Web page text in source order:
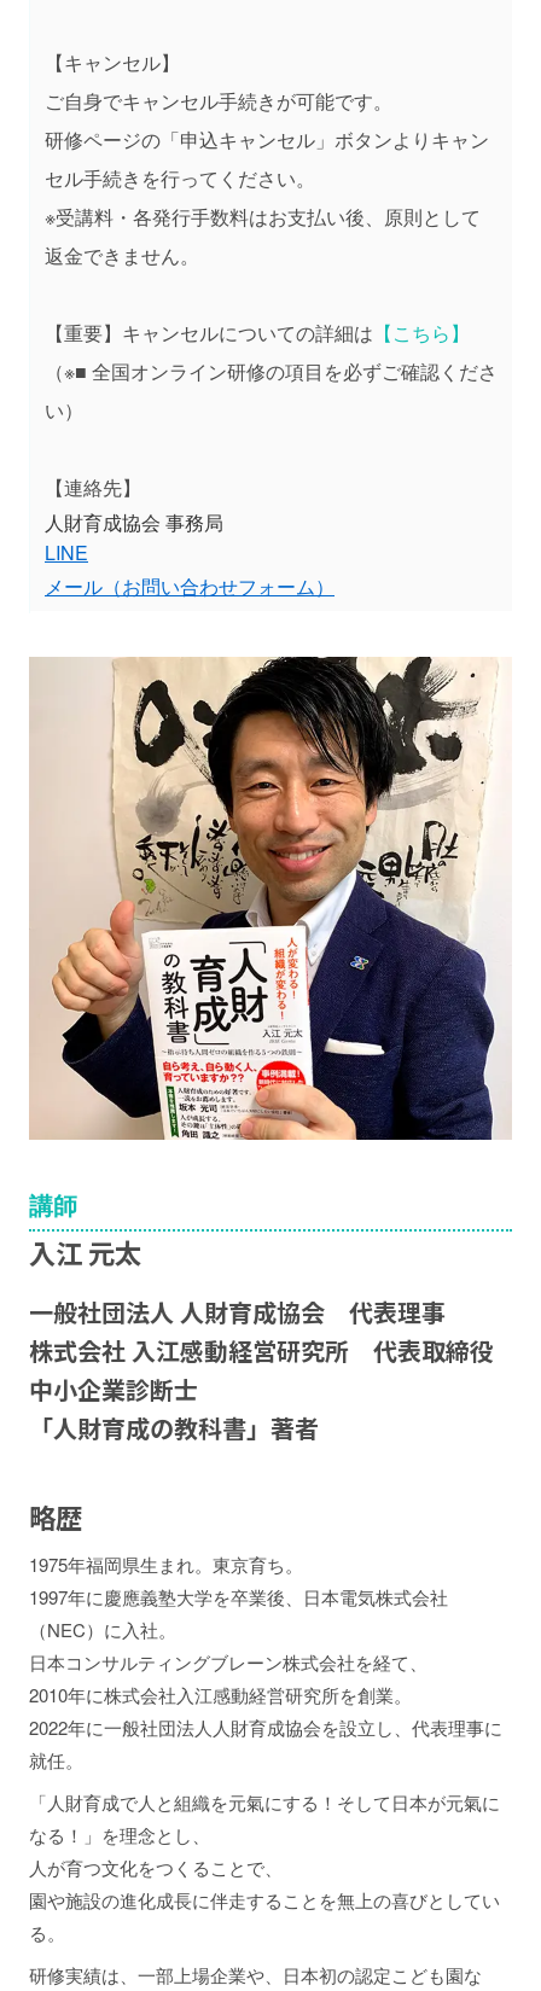
【キャンセル】
ご自身でキャンセル手続きが可能です。
研修ページの「申込キャンセル」ボタンよりキャン
セル手続きを行ってください。
※受講料・各発行手数料はお支払い後、原則として
返金できません。
【重要】キャンセルについての詳細は 【こちら】
（※■ 全国オンライン研修の項目を必ずご確認くださ
い）
【連絡先】
人財育成協会 事務局
LINE
メール（お問い合わせフォーム）
講師
入江 元太
一般社団法人 人財育成協会 代表理事
株式会社 入江感動経営研究所 代表取締役
中小企業診断士
「人財育成の教科書」著者
略歴
1975年福岡県生まれ。東京育ち。
1997年に慶應義塾大学を卒業後、日本電気株式会社
（NEC）に入社。
日本コンサルティングブレーン株式会社を経て、
2010年に株式会社入江感動経営研究所を創業。
2022年に一般社団法人人財育成協会を設立し、代表理事に
就任。
「人財育成で人と組織を元氣にする！そして日本が元氣に
なる！」を理念とし、
人が育つ文化をつくることで、
園や施設の進化成長に伴走することを無上の喜びとしてい
る。
研修実績は、一部上場企業や、日本初の認定こども園な